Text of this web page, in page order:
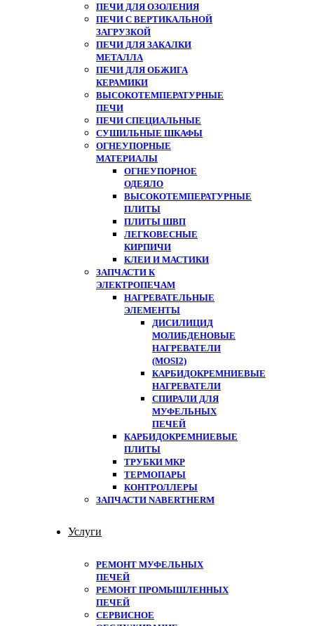
ПЕЧИ ДЛЯ ОЗОЛЕНИЯ
ПЕЧИ С ВЕРТИКАЛЬНОЙ
ЗАГРУЗКОЙ
ПЕЧИ ДЛЯ ЗАКАЛКИ
МЕТАЛЛА
ПЕЧИ ДЛЯ ОБЖИГА
КЕРАМИКИ
ВЫСОКОТЕМПЕРАТУРНЫЕ
ПЕЧИ
ПЕЧИ СПЕЦИАЛЬНЫЕ
СУШИЛЬНЫЕ ШКАФЫ
ОГНЕУПОРНЫЕ
МАТЕРИАЛЫ
ОГНЕУПОРНОЕ
ОДЕЯЛО
ВЫСОКОТЕМПЕРАТУРНЫЕ
ПЛИТЫ
ПЛИТЫ ШВП
ЛЕГКОВЕСНЫЕ
КИРПИЧИ
КЛЕИ И МАСТИКИ
ЗАПЧАСТИ К
ЭЛЕКТРОПЕЧАМ
НАГРЕВАТЕЛЬНЫЕ
ЭЛЕМЕНТЫ
ДИСИЛИЦИД
МОЛИБДЕНОВЫЕ
НАГРЕВАТЕЛИ
(MOSI2)
КАРБИДОКРЕМНИЕВЫЕ
НАГРЕВАТЕЛИ
СПИРАЛИ ДЛЯ
МУФЕЛЬНЫХ
ПЕЧЕЙ
КАРБИДОКРЕМНИЕВЫЕ
ПЛИТЫ
ТРУБКИ МКР
ТЕРМОПАРЫ
КОНТРОЛЛЕРЫ
ЗАПЧАСТИ NABERTHERM
Услуги
РЕМОНТ МУФЕЛЬНЫХ
ПЕЧЕЙ
РЕМОНТ ПРОМЫШЛЕННЫХ
ПЕЧЕЙ
СЕРВИСНОЕ